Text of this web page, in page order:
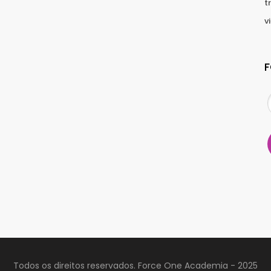
Todos os direitos reservados. Force One Academia - 2025